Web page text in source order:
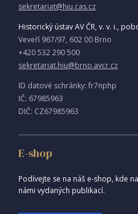
sekretariat@hiu.cas.cz
Historický ústav AV ČR, v. v. i.,
Veveří 967/97, 602 00 Brno
+420 532 290 500
sekretariat.hiu@brno.avcr.cz
ID datové schránky: fr7nphp
IČ: 67985963
DIČ: CZ67985963
E-shop
Podívejte se na náš e-shop, kde
námi vydaných publikací.